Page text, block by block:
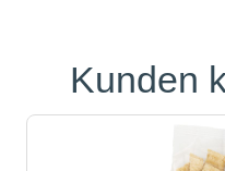
Produktgalerie
Kunden